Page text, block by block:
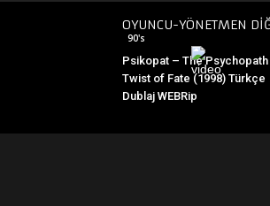
OYUNCU-YÖNETMEN
90's
Psikopat – The
Twist of Fate (1998) Türkçe
Dublaj WEBRip